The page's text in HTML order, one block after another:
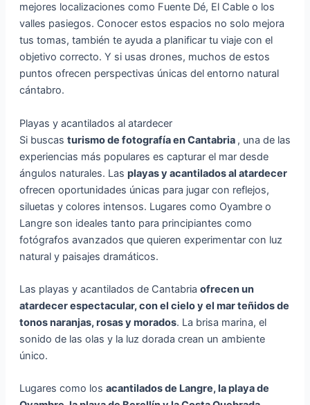
mejores localizaciones como Fuente Dé, El Cable o los
valles pasiegos. Conocer estos espacios no solo mejora
tus tomas, también te ayuda a planificar tu viaje con el
objetivo correcto. Y si usas drones, muchos de estos
puntos ofrecen perspectivas únicas del entorno natural
cántabro.
Playas y acantilados al atardecer
Si buscas turismo de fotografía en Cantabria , una de las
experiencias más populares es capturar el mar desde
ángulos naturales. Las playas y acantilados al atardecer
ofrecen oportunidades únicas para jugar con reflejos,
siluetas y colores intensos. Lugares como Oyambre o
Langre son ideales tanto para principiantes como
fotógrafos avanzados que quieren experimentar con luz
natural y paisajes dramáticos.
Las playas y acantilados de Cantabria ofrecen un
atardecer espectacular, con el cielo y el mar teñidos de
tonos naranjas, rosas y morados. La brisa marina, el
sonido de las olas y la luz dorada crean un ambiente
único.
Lugares como los acantilados de Langre, la playa de